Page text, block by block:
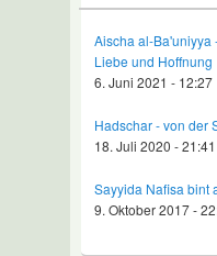
Aischa al-Ba'uniyya
Liebe und Hoffnung
6. Juni 2021 - 12:27
Hadschar - von der
18. Juli 2020 - 21:41
Sayyida Nafisa bint
9. Oktober 2017 -